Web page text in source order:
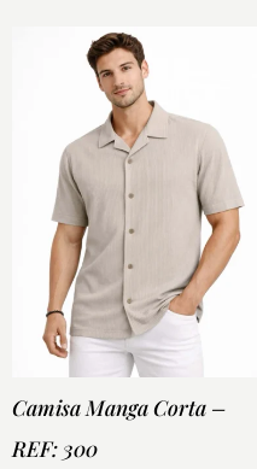
Camisa Manga Corta –
REF: 300